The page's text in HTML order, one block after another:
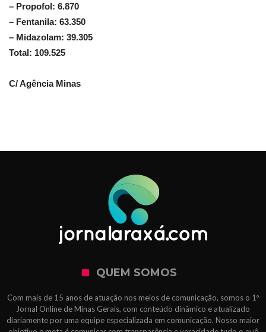
– Propofol: 6.870
– Fentanila: 63.350
– Midazolam: 39.305
Total: 109.525
C/ Agência Minas
QUEM SOMOS
Com mais de 15 anos de atuação nos meios de comunicação, somos o 1º
Jornal Online de Minas Gerais, com conteúdo dinâmico e atualizado
diariamente por uma equipe especializada em comunicação. Nosso maior